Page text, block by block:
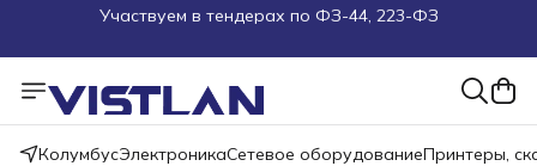
Пуско-наладочные работы
Пришлите запрос на e-mail или в чат
КолумбусЭлектроникаСетевое оборудованиеПринтеры,